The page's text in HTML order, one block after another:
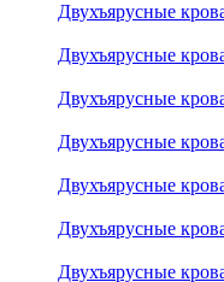
Двухъярусные
Двухъярусные
Двухъярусные
Двухъярусные
Двухъярусные
Двухъярусные
Двухъярусные